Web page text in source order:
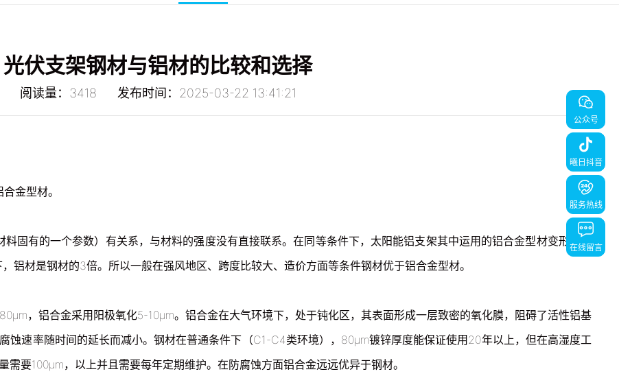
光伏支架钢材与铝材的比较和选择
阅读量：3418 发布时间：2025-03-22 13:41:21
金型材。
固有的一个参数）有关系，与材料的强度没有直接联系。在同等条件下，太阳能铝支架其中运用的铝合金型材变形量是
铝材是钢材的3倍。所以一般在强风地区、跨度比较大、造价方面等条件钢材优于铝合金型材。
，铝合金采用阳极氧化5-10μm。铝合金在大气环境下，处于钝化区，其表面形成一层致密的氧化膜，阻碍了活性铝基
蚀速率随时间的延长而减小。钢材在普通条件下（C1-C4类环境），80μm镀锌厚度能保证使用20年以上，但在高湿度工
要100μm，以上并且需要每年定期维护。在防腐蚀方面铝合金远远优异于钢材。
公众号
曦日抖音
服务热线
在线留言